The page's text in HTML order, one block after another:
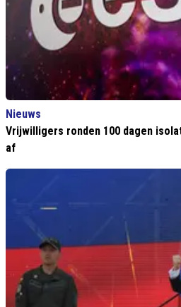
Nieuws
Vrijwilligers ronden 100 dagen
af